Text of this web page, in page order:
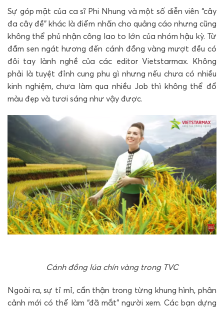
Sự góp mặt của ca sĩ Phi Nhung và một số diễn viên “cây
đa cây đề” khác là điểm nhấn cho quảng cáo nhưng cũng
không thể phủ nhận công lao to lớn của nhóm hậu kỳ. Từ
đầm sen ngát hương đến cánh đồng vàng mượt đều có
đôi tay lành nghề của các editor Vietstarmax. Không
phải là tuyệt đỉnh cung phu gì nhưng nếu chưa có nhiều
kinh nghiệm, chưa làm qua nhiều Job thì không thể đổ
màu đẹp và tươi sáng như vậy được.
Cánh đồng lúa chín vàng trong TVC
Ngoài ra, sự tỉ mỉ, cẩn thận trong từng khung hình, phân
cảnh mới có thể làm “đã mắt” người xem. Các bạn dựng